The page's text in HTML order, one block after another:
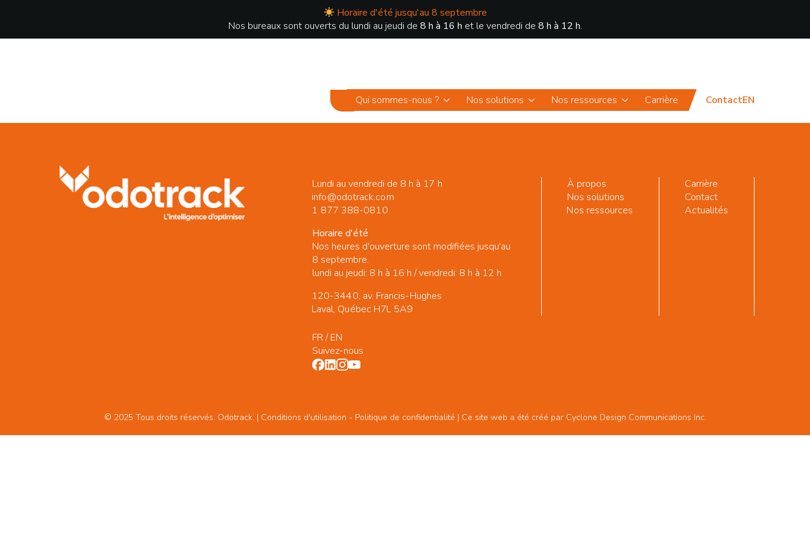
Horaire d'été jusqu'au 8 septembre
Nos bureaux sont ouverts du lundi au jeudi de 8 h à 16 h et le vendredi de 8 h à 12 h.
Qui sommes-nous ?
Nos solutions Nos ressources Carrière ContactEN
Lundi au vendredi de 8 h à 17 h
info@odotrack.com
1 877 388-0810
Horaire d'été
Nos heures d'ouverture sont modifiées jusqu'au
8 septembre.
lundi au jeudi: 8 h à 16 h / vendredi: 8 h à 12 h
120-3440, av. Francis-Hughes
Laval, Québec H7L 5A9
À propos
Nos solutions
Nos ressources
Carrière
Contact
Actualités
FR/EN
Suivez-nous
© 2025 Tous droits réservés. Odotrack. | Conditions d'utilisation - Politique de confidentialité | Ce site web a été créé par Cyclone Design Communications Inc.